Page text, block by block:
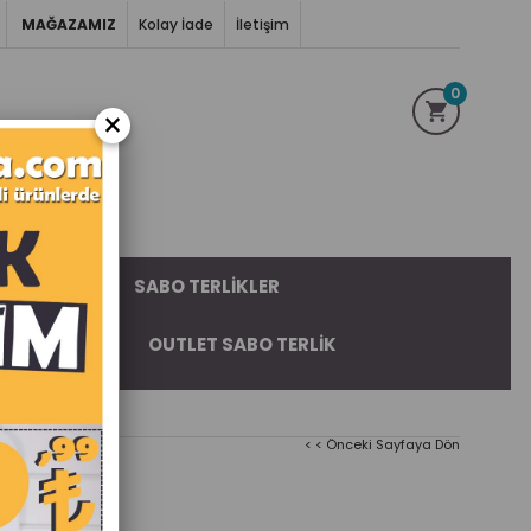
MAĞAZAMIZ Kolay İade İletişim
0
CEKET SABO TERLIKLER
OUTLET SABO TERLIK
< < Önceki Sayfaya Dön
×